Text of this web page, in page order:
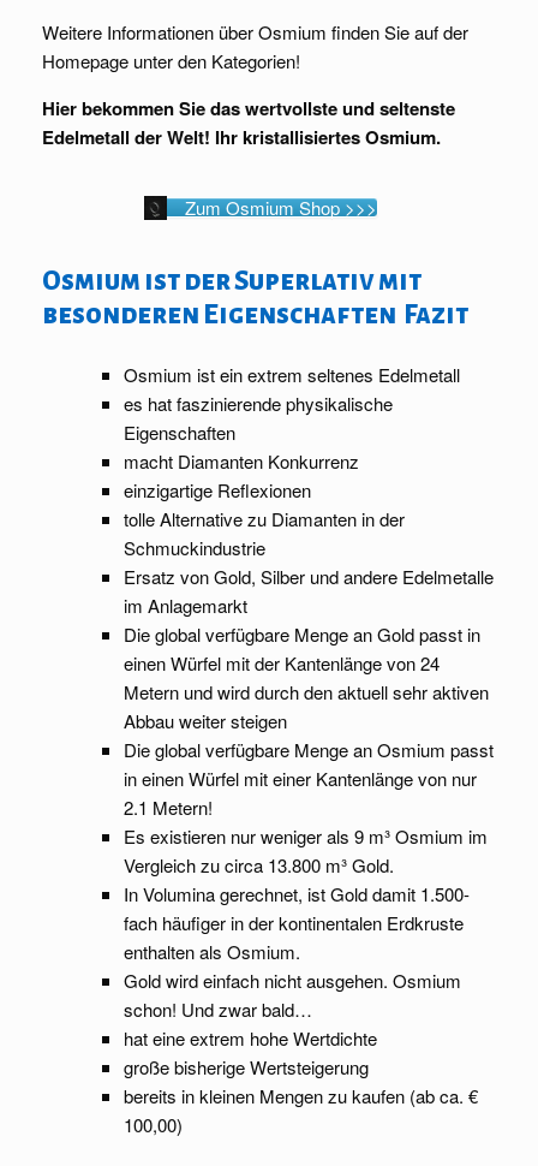
Weitere Informationen über Osmium finden Sie auf der
Homepage unter den Kategorien!
Hier bekommen Sie das wertvollste und seltenste
Edelmetall der Welt! Ihr kristallisiertes Osmium.
Zum Osmium Shop >>>
Osmium ist der Superlativ mit
besonderen Eigenschaften Fazit
Osmium ist ein extrem seltenes Edelmetall
es hat faszinierende physikalische
Eigenschaften
macht Diamanten Konkurrenz
einzigartige Reflexionen
tolle Alternative zu Diamanten in der
Schmuckindustrie
Ersatz von Gold, Silber und andere Edelmetalle
im Anlagemarkt
Die global verfügbare Menge an Gold passt in
einen Würfel mit der Kantenlänge von 24
Metern und wird durch den aktuell sehr aktiven
Abbau weiter steigen
Die global verfügbare Menge an Osmium passt
in einen Würfel mit einer Kantenlänge von nur
2.1 Metern!
Es existieren nur weniger als 9 m³ Osmium im
Vergleich zu circa 13.800 m³ Gold.
In Volumina gerechnet, ist Gold damit 1.500-
fach häufiger in der kontinentalen Erdkruste
enthalten als Osmium.
Gold wird einfach nicht ausgehen. Osmium
schon! Und zwar bald…
hat eine extrem hohe Wertdichte
große bisherige Wertsteigerung
bereits in kleinen Mengen zu kaufen (ab ca. €
100,00)